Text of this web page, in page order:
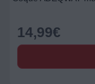
14,99€